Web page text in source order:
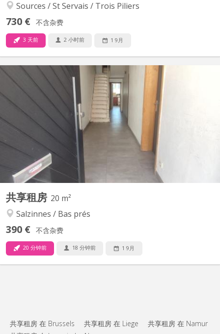
Sources / St Servais / Trois Piliers
730 € 不含杂费
3 天前 2 小时前 1 9月
共享租房 20 m²
Salzinnes / Bas prés
390 € 不含杂费
20 分钟前 18 分钟前 1 9月
Pour étudiants uniquement – pas de domiciliation 📍 Rue des
Bas-prés, Salzinnes – quartier calme et proche de tout ! À deux
pas des commerces et parfaitement situé : ➡️ Moins d’1 km des
Facultés (sciences économiques et autres) ➡️ Moins d’1 km de
l’École de soins infirmiers et pédagogie ➡️ 1 km...
共享租房 在 Brussels 共享租房 在 Liege
共享租房 在 Namur